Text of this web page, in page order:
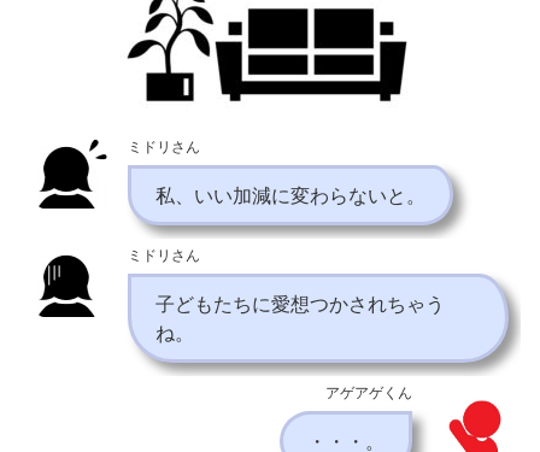
ミドリさん
私、いい加減に変わらないと。
ミドリさん
子どもたちに愛想つかされちゃう
ね。
アゲアゲくん
・・・。